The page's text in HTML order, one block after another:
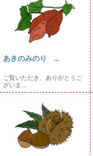
あきのみのり ...
ご覧いただき、ありがとうご
ざいま...